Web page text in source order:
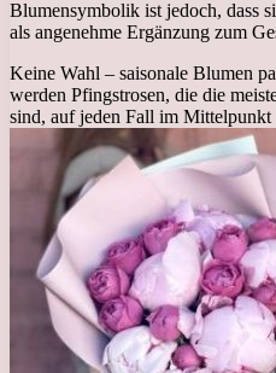
Blumensymbolik ist jedoch, dass
als angenehme Ergänzung zum
Keine Wahl – saisonale Blumen
werden Pfingstrosen, die die
sind, auf jeden Fall im Mittelpunkt